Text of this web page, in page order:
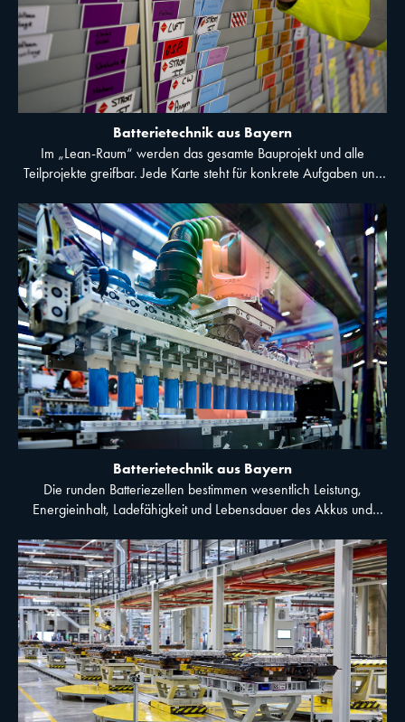
Batterietechnik aus Bayern
Im „Lean-Raum“ werden das gesamte Bauprojekt und alle
Teilprojekte greifbar. Jede Karte steht für konkrete Aufgaben und
Batterietechnik aus Bayern
Die runden Batteriezellen bestimmen wesentlich Leistung,
Energieinhalt, Ladefähigkeit und Lebensdauer des Akkus und